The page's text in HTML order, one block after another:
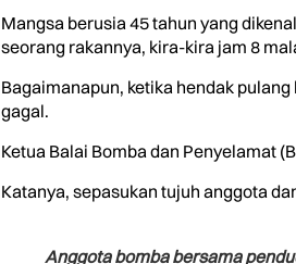
Mangsa berusia 45 tahun yang
seorang rakannya, kira-kira jam 8
Bagaimanapun, ketika hendak
gagal.
Ketua Balai Bomba dan Penyelamat
Katanya, sepasukan tujuh anggota
Anggota bomba bersama